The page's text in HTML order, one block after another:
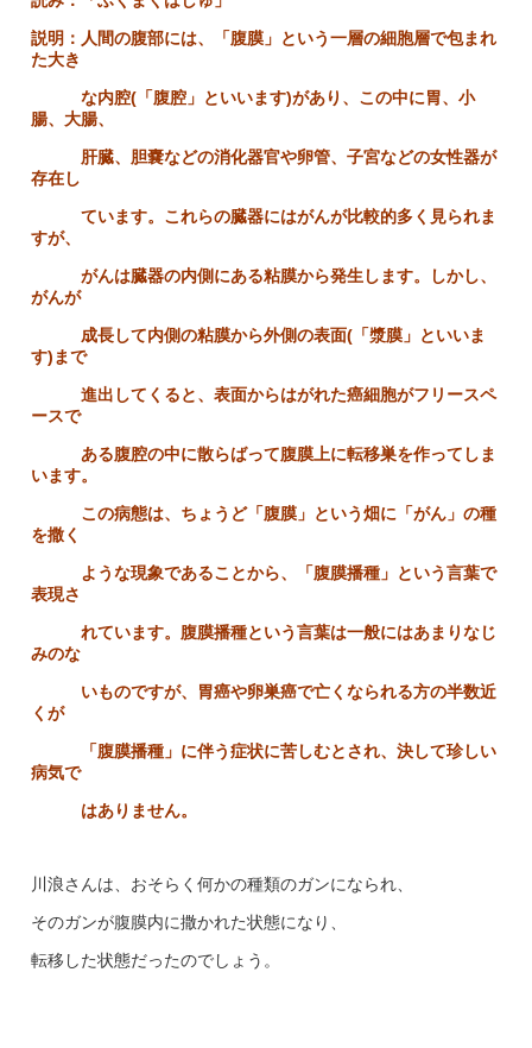
説明： 人間の腹部には、 「腹膜」 という一層の細胞層で包まれ
た大き
な内腔(「腹腔」といいます)があり、この中に胃、小
腸、大腸、
肝臓、胆嚢などの消化器官や卵管、子宮などの女性器が
存在し
ています。これらの臓器にはがんが比較的多く見られま
すが、
がんは臓器の内側にある粘膜から発生します。しかし、
がんが
成長して内側の粘膜から外側の表面(「漿膜」といいま
す)まで
進出してくると、表面からはがれた癌細胞がフリースペ
ースで
ある腹腔の中に散らばって腹膜上に転移巣を作ってしま
います。
この病態は、ちょうど「腹膜」という畑に「がん」の種
を撒く
ような現象であることから、「腹膜播種」という言葉で
表現さ
れています。腹膜播種という言葉は一般にはあまりなじ
みのな
いものですが、胃癌や卵巣癌で亡くなられる方の半数近
くが
「腹膜播種」に伴う症状に苦しむとされ、決して珍しい
病気で
はありません。
川浪さんは、おそらく何かの種類のガンになられ、
そのガンが腹膜内に撒かれた状態になり、
転移した状態だったのでしょう。